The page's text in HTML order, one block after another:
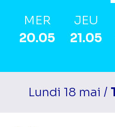
MER
20.05
JEU
21.05
Lundi 18 mai /